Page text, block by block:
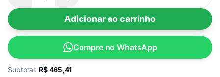
Adicionar ao carrinho
Compre no WhatsApp
Subtotal: R$465,41